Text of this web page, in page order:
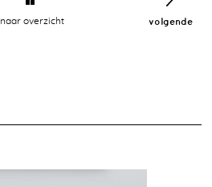
naar overzicht volgende